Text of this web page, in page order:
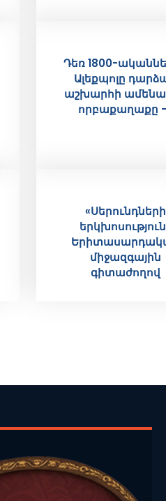
Դեռ 1800-
Ալեքպոլը
աշխարհի
որբաքաղաքը -
«Սերունդների
միջազգային
գիտաժողով